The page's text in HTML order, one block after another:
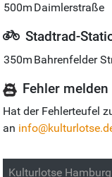
500m Daimlerstraße
Stadtrad-
350m Bahrenfelder
Fehler melden
Hat der Fehlerteufel
an
Kulturlotse